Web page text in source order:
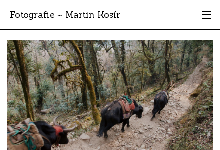
Fotografie ~ Martin Kosír
Moje obľúbené
Albumy
Miesta
Archív
Vyhľadávanie